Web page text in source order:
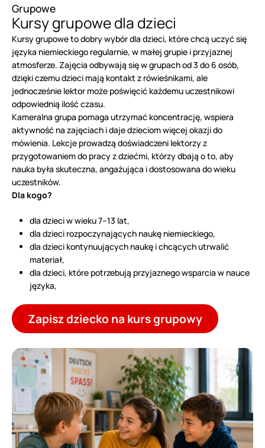
Grupowe
Kursy grupowe dla dzieci
Kursy grupowe to dobry wybór dla dzieci, które chcą uczyć się
języka niemieckiego regularnie, w małej grupie i przyjaznej
atmosferze. Zajęcia odbywają się w grupach od 3 do 6 osób,
dzięki czemu dzieci mają kontakt z rówieśnikami, ale
jednocześnie lektor może poświęcić każdemu uczestnikowi
odpowiednią ilość czasu.
Kameralna grupa pomaga utrzymać koncentrację, wspiera
aktywność na zajęciach i daje dzieciom więcej okazji do
mówienia. Lekcje prowadzą doświadczeni lektorzy z
przygotowaniem do pracy z dziećmi, którzy dbają o to, aby
nauka była skuteczna, angażująca i dostosowana do wieku
uczestników.
Dla kogo?
dla dzieci w wieku 7–13 lat,
dla dzieci rozpoczynających naukę niemieckiego,
dla dzieci kontynuujących naukę i chcących utrwalić
materiał,
dla dzieci, które potrzebują przyjaznego wsparcia w nauce
języka,
Zapisz dziecko na kurs grupowy